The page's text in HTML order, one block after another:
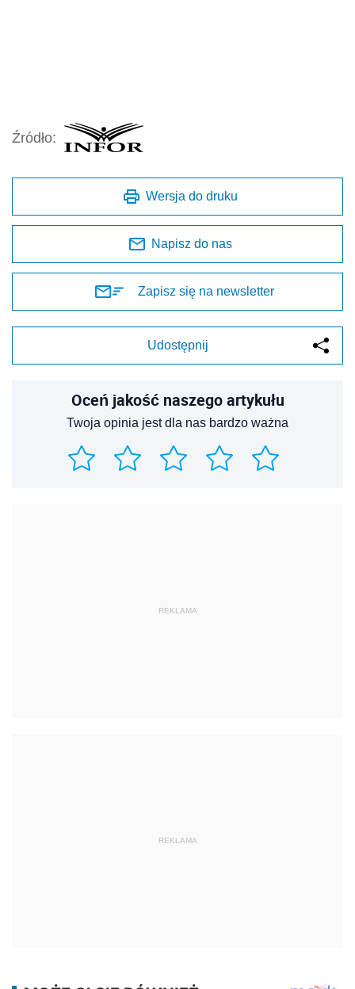
Źródło:
Wersja do druku
Napisz do nas
Zapisz się na newsletter
Udostępnij
Oceń jakość naszego artykułu
Twoja opinia jest dla nas bardzo ważna
REKLAMA
REKLAMA